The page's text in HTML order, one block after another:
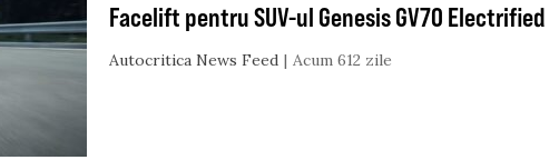
Facelift pentru SUV-ul Genesis GV70 Electrified
Autocritica News Feed Acum 612 zile